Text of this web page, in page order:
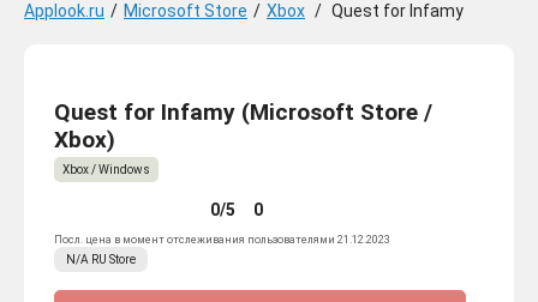
Applook.ru / Microsoft Store / Xbox / Quest for Infamy
Quest for Infamy (Microsoft Store /
Xbox)
Xbox / Windows
0/5 0
Посл. цена в момент отслеживания пользователями 21.12.2023
N/A RU Store